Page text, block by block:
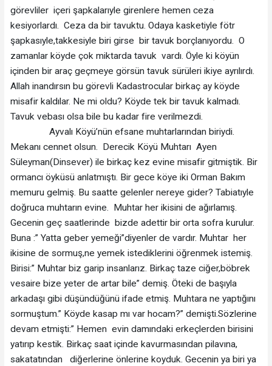
görevliler içeri şapkalarıyle girenlere hemen ceza
kesiyorlardı. Ceza da bir tavuktu. Odaya kasketiyle fötr
şapkasıyle,takkesiyle biri girse bir tavuk borçlanıyordu. O
zamanlar köyde çok miktarda tavuk vardı. Öyle ki köyün
içinden bir araç geçmeye görsün tavuk sürüleri ikiye ayrılırdı.
Allah inandırsın bu görevli Kadastrocular birkaç ay köyde
misafir kaldılar. Ne mi oldu? Köyde tek bir tavuk kalmadı.
Tavuk vebası olsa bile bu kadar fire verilmezdi.
Ayvalı Köyü’nün efsane muhtarlarından biriydi.
Mekanı cennet olsun. Derecik Köyü Muhtarı Ayen
Süleyman(Dinsever) ile birkaç kez evine misafir gitmiştik. Bir
ormancı öyküsü anlatmıştı. Bir gece köye iki Orman Bakım
memuru gelmiş. Bu saatte gelenler nereye gider? Tabiatıyle
doğruca muhtarın evine. Muhtar her ikisini de ağırlamış.
Gecenin geç saatlerinde bizde adettir bir orta sofra kurulur.
Buna :” Yatta geber yemeği”diyenler de vardır. Muhtar her
ikisine de sormuş,ne yemek istediklerini öğrenmek istemiş.
Birisi:” Muhtar biz garip insanlarız. Birkaç taze ciğer,böbrek
vesaire bize yeter de artar bile” demiş. Öteki de başıyla
arkadaşı gibi düşündüğünü ifade etmiş. Muhtara ne yaptığını
sormuştum.” Köyde kasap mı var hocam?” demişti.Sözlerine
devam etmişti:” Hemen evin damındaki erkeçlerden birisini
yatırıp kestik. Birkaç saat içinde kavurmasından pilavına,
sakatatından diğerlerine önlerine koyduk. Gecenin ya biri ya